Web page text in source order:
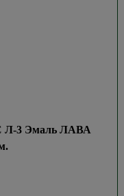
Л-3 Эмаль ЛАВА